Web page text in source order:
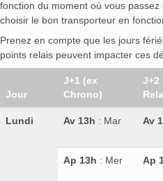
fonction du moment où vous
choisir le bon transporteur en
Prenez en compte que les jours
points relais peuvent impacter ces
Jour
J+1 (ex
Chrono)
J+2
Lundi Av 13h : Mar Av
Ap 13h : Mer Ap